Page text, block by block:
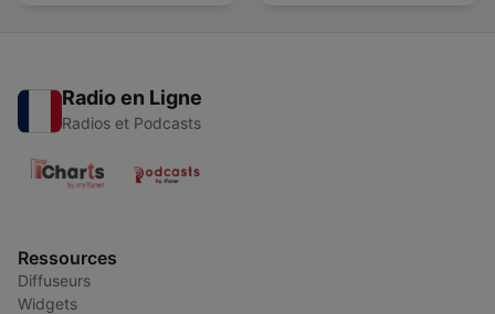
Radio en Ligne
Radios et Podcasts
Ressources
Diffuseurs
Widgets